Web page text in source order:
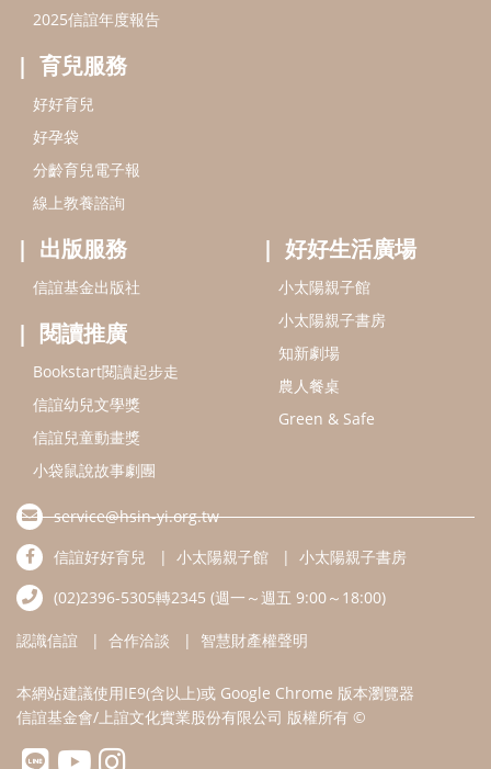
信誼基金出版社
閱讀推廣
Bookstart閱讀起步走
信誼幼兒文學獎
信誼兒童動畫獎
小袋鼠說故事劇團
service@hsin-yi.org.tw
信誼好好育兒
小太陽親子書房
(02)2396-5305轉2345 (週一～週五 9:00～18:00)
認識信誼 合作洽談 智慧財產權聲明
本網站建議使用IE9(含以上)或 Google Chrome 版本瀏覽器
信誼基金會/上誼文化實業股份有限公司 版權所有 ©